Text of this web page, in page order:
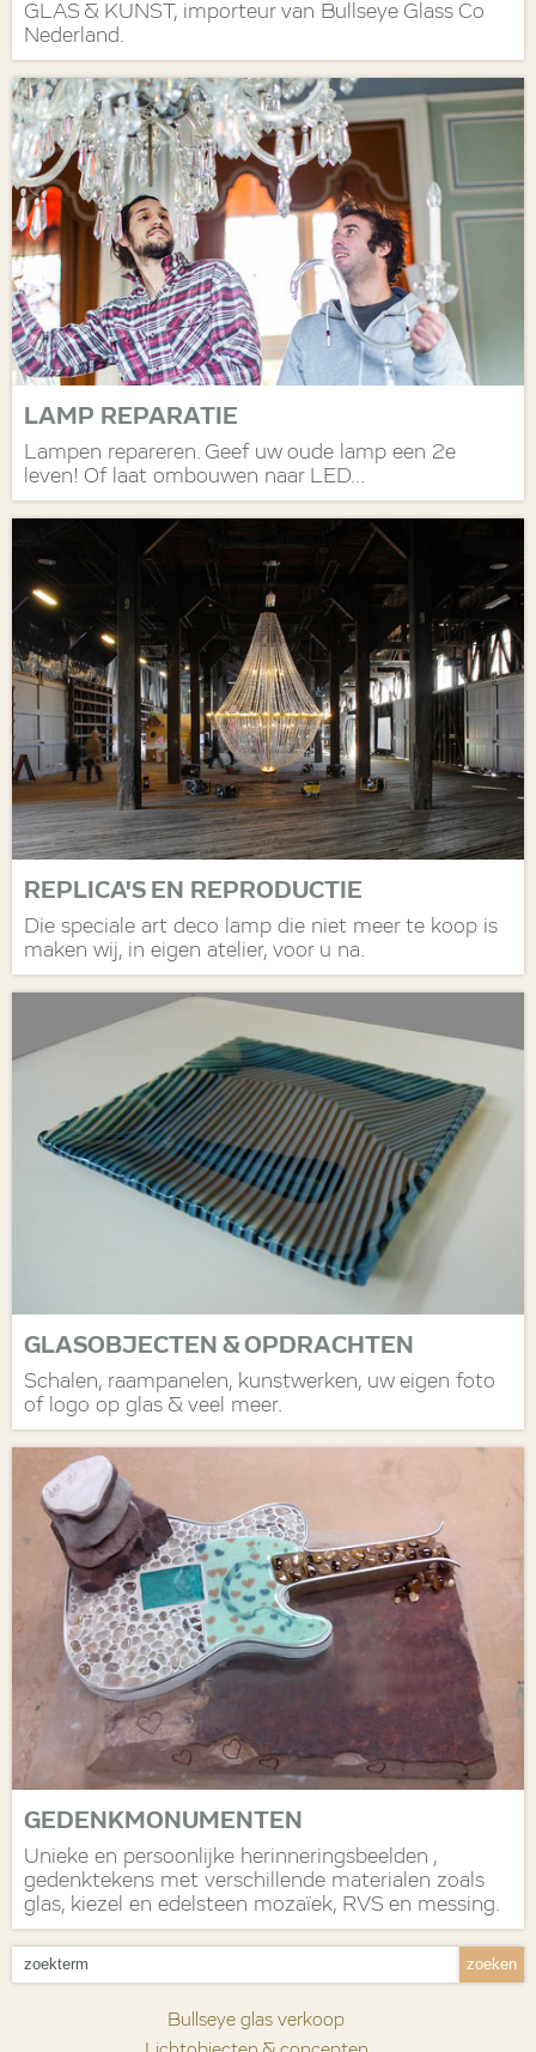
GLAS & KUNST, importeur van Bullseye Glass Co
Nederland.
LAMP REPARATIE
Lampen repareren. Geef uw oude lamp een 2e
leven! Of laat ombouwen naar LED...
REPLICA'S EN REPRODUCTIE
Die speciale art deco lamp die niet meer te koop is
maken wij, in eigen atelier, voor u na.
GLASOBJECTEN & OPDRACHTEN
Schalen, raampanelen, kunstwerken, uw eigen foto
of logo op glas & veel meer.
GEDENKMONUMENTEN
Unieke en persoonlijke herinneringsbeelden ,
gedenktekens met verschillende materialen zoals
glas, kiezel en edelsteen mozaïek, RVS en messing.
Bullseye glas verkoop